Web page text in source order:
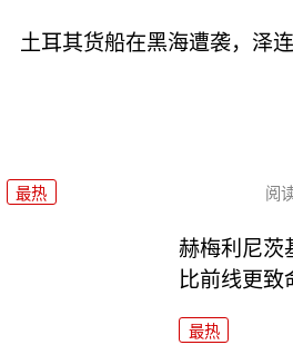
土耳其货船在黑海遭袭，泽
最热 阅
赫梅利尼茨
比前线更致
最热